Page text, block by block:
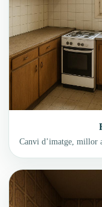
Canvi d’imatge, millor